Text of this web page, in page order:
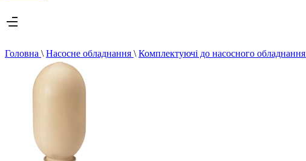
Головна \ Насосне обладнання \ Комплектуючі до насосного обладнання